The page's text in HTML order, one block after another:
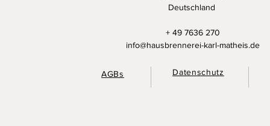
Deutschland
+ 49 7636 270
info@hausbrennerei-karl-matheis.de
AGBs Datenschutz